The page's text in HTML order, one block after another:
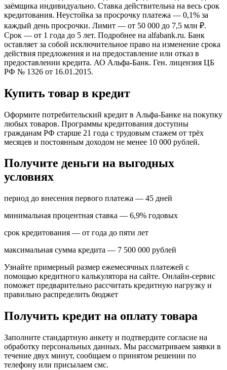
заёмщика индивидуально. Ставка действительна на весь срок
кредитования. Неустойка за просрочку платежа — 0,1% за
каждый день просрочки. Лимит — от 50 000 до 7,5 млн ₽.
Срок — от 1 года до 5 лет. Подробнее на alfabank.ru. Банк
оставляет за собой исключительное право на изменение срока
действия предложения и на предоставление или отказ в
предоставлении кредита. АО Альфа⁠-⁠Банк. Ген. лицензия ЦБ
РФ № 1326 от 16.01.2015.
Купить товар в кредит
Оформите потребительский кредит в Альфа-Банке на покупку
любых товаров. Программы кредитования доступны
гражданам РФ старше 21 года с трудовым стажем от трёх
месяцев и постоянным доходом не менее 10 000 рублей.
Получите деньги на выгодных
условиях
период до внесения первого платежа — 45 дней
минимальная процентная ставка — 6,9% годовых
срок кредитования — от года до пяти лет
максимальная сумма кредита — 7 500 000 рублей
Узнайте примерный размер ежемесячных платежей с
помощью кредитного калькулятора на сайте. Онлайн-сервис
поможет предварительно рассчитать кредитную нагрузку и
правильно распределить бюджет
Получить кредит на оплату товара
Заполните стандартную анкету и подтвердите согласие на
обработку персональных данных. Мы рассматриваем заявки в
течение двух минут, сообщаем о принятом решении по
телефону или присылаем смс.